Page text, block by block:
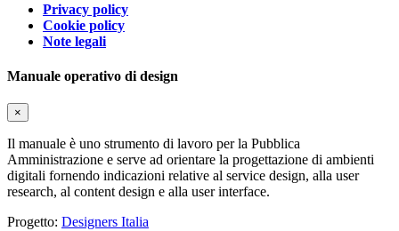
Privacy policy
Cookie policy
Note legali
Manuale operativo di design
×
Il manuale è uno strumento di lavoro per la Pubblica
Amministrazione e serve ad orientare la progettazione di ambienti
digitali fornendo indicazioni relative al service design, alla user
research, al content design e alla user interface.
Progetto: Designers Italia